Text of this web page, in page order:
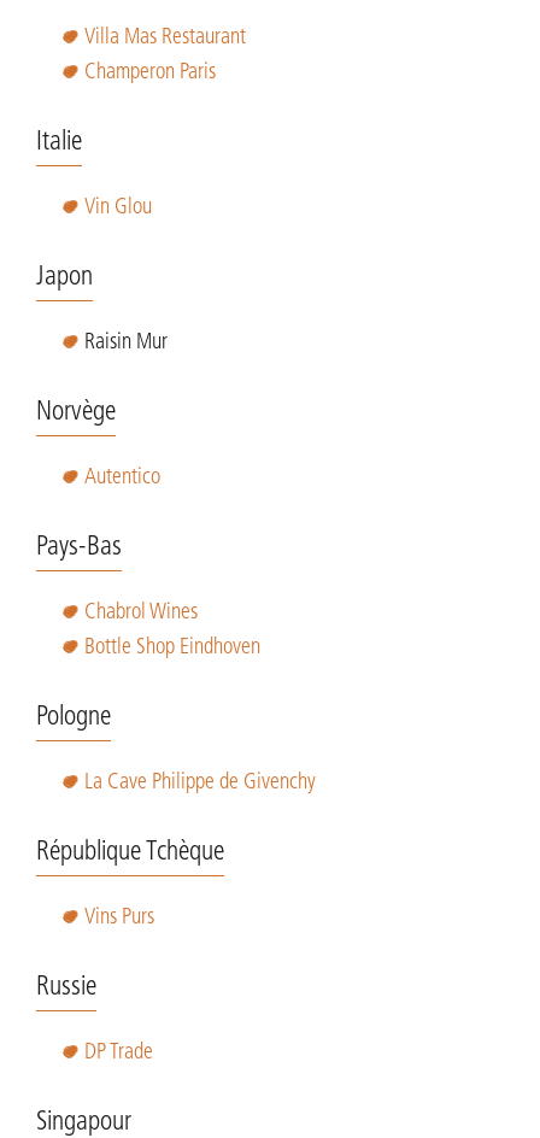
Villa Mas Restaurant
Champeron Paris
Italie
Vin Glou
Japon
Raisin Mur
Norvège
Autentico
Pays-Bas
Chabrol Wines
Bottle Shop Eindhoven
Pologne
La Cave Philippe de Givenchy
République Tchèque
Vins Purs
Russie
DP Trade
Singapour